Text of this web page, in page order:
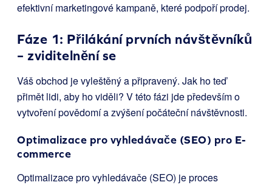
efektivní marketingové kampaně, které podpoří prodej.
Fáze 1: Přilákání prvních návštěvníků
– zviditelnění se
Váš obchod je vyleštěný a připravený. Jak ho teď
přimět lidi, aby ho viděli? V této fázi jde především o
vytvoření povědomí a zvýšení počáteční návštěvnosti.
Optimalizace pro vyhledávače (SEO) pro E-
commerce
Optimalizace pro vyhledávače (SEO) je proces